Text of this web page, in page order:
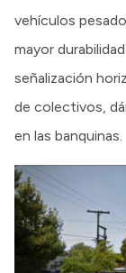
vehículos
mayor
señalización
de colectivos,
en las banquinas.